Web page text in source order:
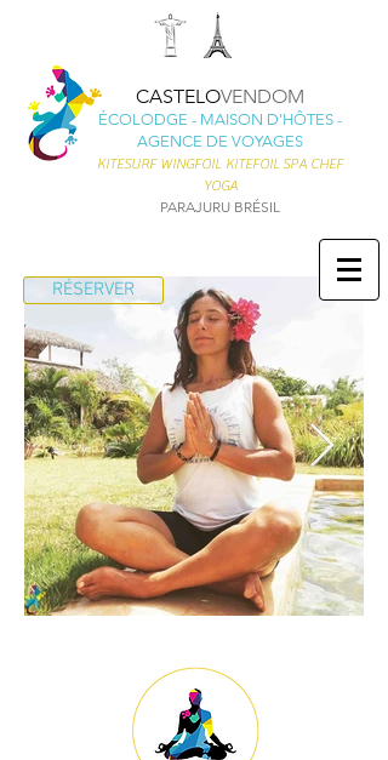
CASTELOVENDOM
ÉCOLODGE - MAISON D'HÔTES -
AGENCE DE VOYAGES
KITESURF WINGFOIL KITEFOIL SPA CHEF
YOGA
PARAJURU BRÉSIL
RÉSERVER